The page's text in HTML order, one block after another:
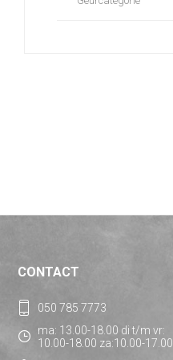
CONTACT
050 785 7773
ma: 13.00-18.00 di t/m vr:
10.00-18.00 za:10.00-17.00